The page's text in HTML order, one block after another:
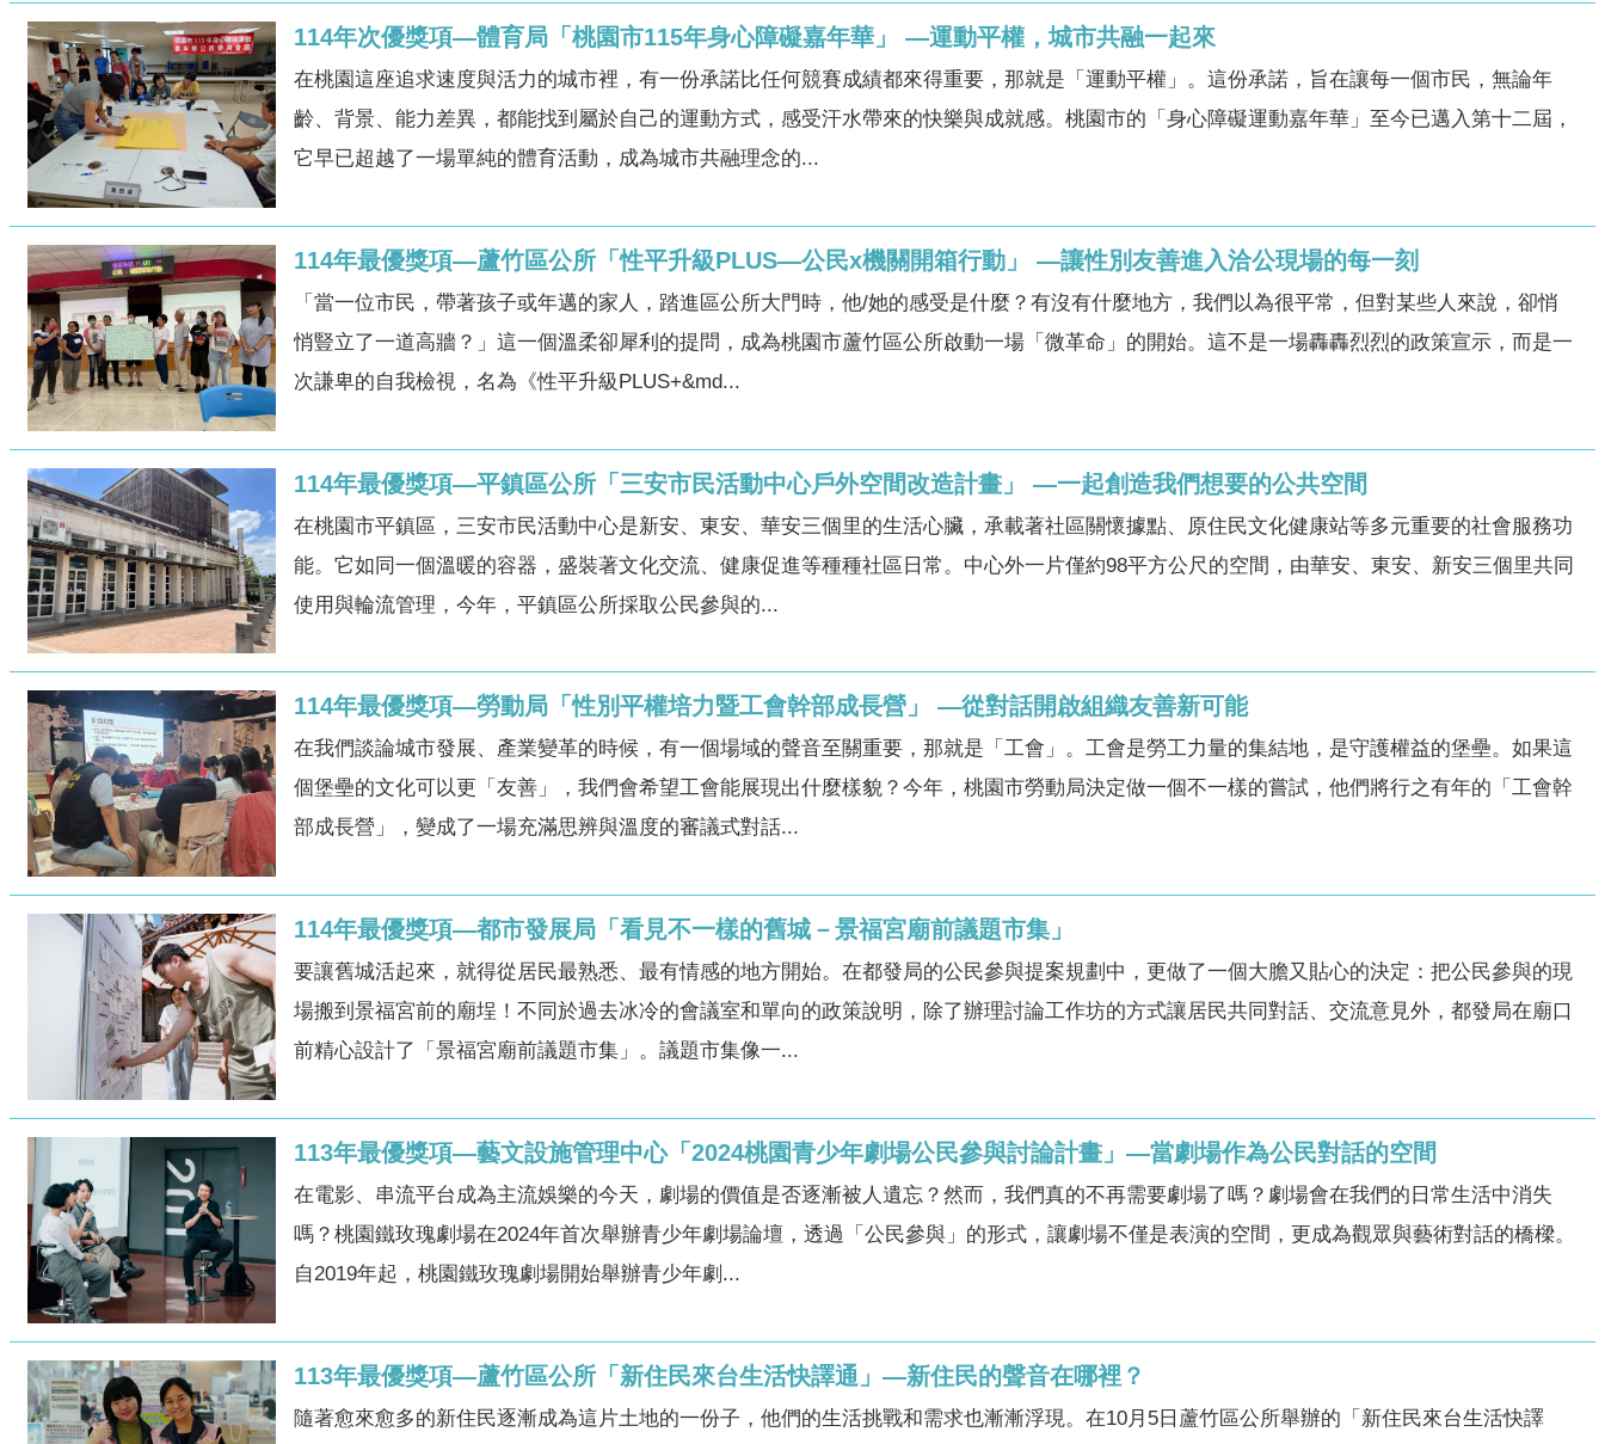
114年次優獎項—體育局「桃園市115年身心障礙嘉年華」 —運動平權，城市共融一起來
在桃園這座追求速度與活力的城市裡，有一份承諾比任何競賽成績都來得重要，那就是「運動平權」。這份承諾，旨在讓每一個市民，無論年
齡、背景、能力差異，都能找到屬於自己的運動方式，感受汗水帶來的快樂與成就感。桃園市的「身心障礙運動嘉年華」至今已邁入第十二屆，
它早已超越了一場單純的體育活動，成為城市共融理念的...
114年最優獎項—蘆竹區公所「性平升級PLUS—公民x機關開箱行動」 —讓性別友善進入洽公現場的每一刻
「當一位市民，帶著孩子或年邁的家人，踏進區公所大門時，他/她的感受是什麼？有沒有什麼地方，我們以為很平常，但對某些人來說，卻悄
悄豎立了一道高牆？」這一個溫柔卻犀利的提問，成為桃園市蘆竹區公所啟動一場「微革命」的開始。這不是一場轟轟烈烈的政策宣示，而是一
次謙卑的自我檢視，名為《性平升級PLUS+&md...
114年最優獎項—平鎮區公所「三安市民活動中心戶外空間改造計畫」 —一起創造我們想要的公共空間
在桃園市平鎮區，三安市民活動中心是新安、東安、華安三個里的生活心臟，承載著社區關懷據點、原住民文化健康站等多元重要的社會服務功
能。它如同一個溫暖的容器，盛裝著文化交流、健康促進等種種社區日常。中心外一片僅約98平方公尺的空間，由華安、東安、新安三個里共同
使用與輪流管理，今年，平鎮區公所採取公民參與的...
114年最優獎項—勞動局「性別平權培力暨工會幹部成長營」 —從對話開啟組織友善新可能
在我們談論城市發展、產業變革的時候，有一個場域的聲音至關重要，那就是「工會」。工會是勞工力量的集結地，是守護權益的堡壘。如果這
個堡壘的文化可以更「友善」，我們會希望工會能展現出什麼樣貌？今年，桃園市勞動局決定做一個不一樣的嘗試，他們將行之有年的「工會幹
部成長營」，變成了一場充滿思辨與溫度的審議式對話...
114年最優獎項—都市發展局「看見不一樣的舊城－景福宮廟前議題市集」
要讓舊城活起來，就得從居民最熟悉、最有情感的地方開始。在都發局的公民參與提案規劃中，更做了一個大膽又貼心的決定：把公民參與的現
場搬到景福宮前的廟埕！不同於過去冰冷的會議室和單向的政策說明，除了辦理討論工作坊的方式讓居民共同對話、交流意見外，都發局在廟口
前精心設計了「景福宮廟前議題市集」。議題市集像一...
113年最優獎項—藝文設施管理中心「2024桃園青少年劇場公民參與討論計畫」—當劇場作為公民對話的空間
在電影、串流平台成為主流娛樂的今天，劇場的價值是否逐漸被人遺忘？然而，我們真的不再需要劇場了嗎？劇場會在我們的日常生活中消失
嗎？桃園鐵玫瑰劇場在2024年首次舉辦青少年劇場論壇，透過「公民參與」的形式，讓劇場不僅是表演的空間，更成為觀眾與藝術對話的橋樑。
自2019年起，桃園鐵玫瑰劇場開始舉辦青少年劇...
113年最優獎項—蘆竹區公所「新住民來台生活快譯通」—新住民的聲音在哪裡？
隨著愈來愈多的新住民逐漸成為這片土地的一份子，他們的生活挑戰和需求也漸漸浮現。在10月5日蘆竹區公所舉辦的「新住民來台生活快譯